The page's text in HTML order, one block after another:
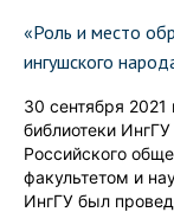
«Роль и место
ингушского
30 сентября
библиотеки
Российского
факультетом и
ИнгГУ был